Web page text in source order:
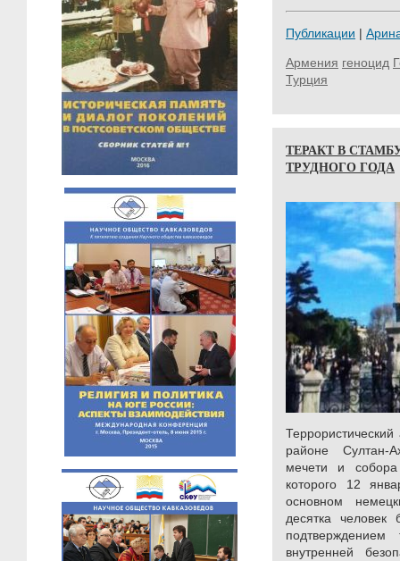
Публикации |
Армения геноцид
Турция
ТЕРАКТ В
ТРУДНОГО ГОДА
районе Султан-
мечети и
которого 12
основном
десятка
внутренней